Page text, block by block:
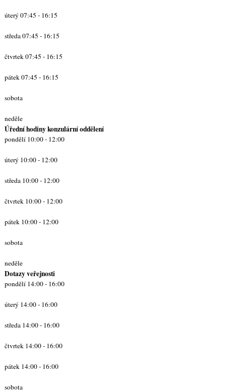
úterý 07:45 - 16:15
středa 07:45 - 16:15
čtvrtek 07:45 - 16:15
pátek 07:45 - 16:15
sobota
neděle
Úřední hodiny konzulární oddělení
pondělí 10:00 - 12:00
úterý 10:00 - 12:00
středa 10:00 - 12:00
čtvrtek 10:00 - 12:00
pátek 10:00 - 12:00
sobota
neděle
Dotazy veřejnosti
pondělí 14:00 - 16:00
úterý 14:00 - 16:00
středa 14:00 - 16:00
čtvrtek 14:00 - 16:00
pátek 14:00 - 16:00
sobota